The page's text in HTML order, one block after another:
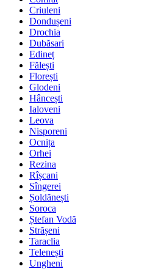
Criuleni
Dondușeni
Drochia
Dubăsari
Edineț
Fălești
Florești
Glodeni
Hâncești
Ialoveni
Leova
Nisporeni
Ocnița
Orhei
Rezina
Rîșcani
Sîngerei
Șoldănești
Soroca
Ștefan Vodă
Strășeni
Taraclia
Telenești
Ungheni